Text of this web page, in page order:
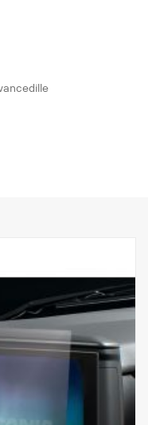
turvallisen ja